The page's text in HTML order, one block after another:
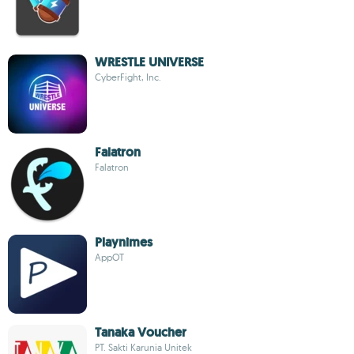
WRESTLE UNIVERSE
CyberFight, Inc.
Falatron
Falatron
Playnimes
AppOT
Tanaka Voucher
PT. Sakti Karunia Unitek